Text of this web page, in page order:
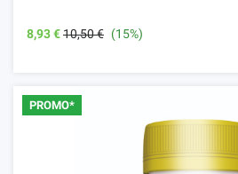
8,93 €10,50 € (15%)
PROMO*